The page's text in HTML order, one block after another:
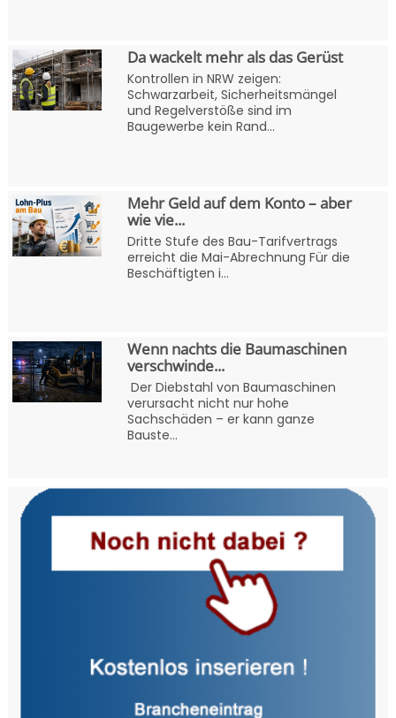
Da wackelt mehr als das Gerüst
Kontrollen in NRW zeigen:
Schwarzarbeit, Sicherheitsmängel
und Regelverstöße sind im
Baugewerbe kein Rand...
Mehr Geld auf dem Konto – aber
wie vie...
Dritte Stufe des Bau-Tarifvertrags
erreicht die Mai-Abrechnung Für die
Beschäftigten i...
Wenn nachts die Baumaschinen
verschwinde...
Der Diebstahl von Baumaschinen
verursacht nicht nur hohe
Sachschäden – er kann ganze
Bauste...